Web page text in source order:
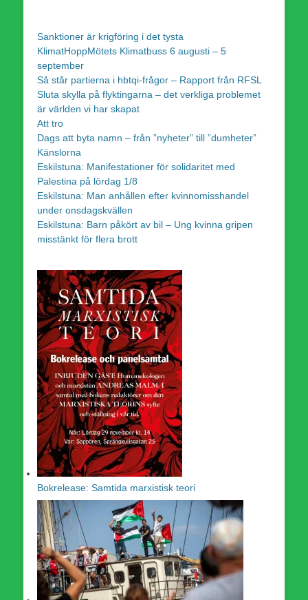
Sanktioner är krigföring i det tysta
KlimatHoppMötets Klimatbuss 6 augusti – 5
september
Så står partierna i hbtqi-frågor – Rapport från RFSL
Sluta skylla på flyktingarna – det verkliga problemet
är världen vi har skapat
Att tro
Dags att byta namn – från ”nyheter” till ”dumheter”
Känslorna
Eskilstuna: Manifestationer för solidaritet med
Palestina på lördag 1/8
Eskilstuna: Man anhållen efter kvinnomisshandel
under onsdagskvällen
Eskilstuna: Barn påkört av bil – Ung kvinna gripen
misstänkt för flera brott
Bokrelease: Samtida marxistisk teori